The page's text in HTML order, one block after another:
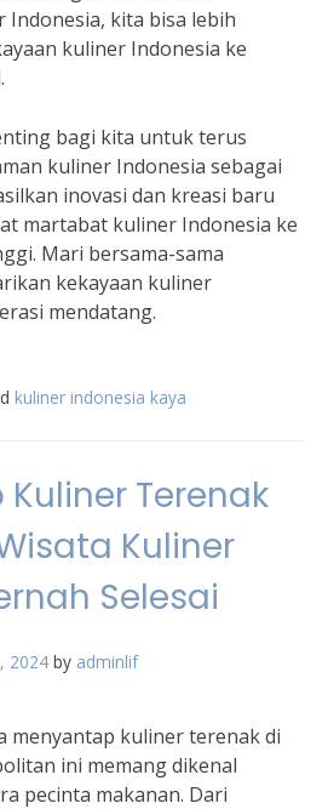
Indonesia, kita bisa lebih
kuliner Indonesia ke
bagi kita untuk terus
kuliner Indonesia sebagai
inovasi dan kreasi baru
martabat kuliner Indonesia ke
Mari bersama-sama
kekayaan kuliner
mendatang.
kuliner indonesia kaya
Terenak
Kuliner
Selesai
2024 by adminlif
menyantap kuliner terenak di
ini memang dikenal
pecinta makanan. Dari